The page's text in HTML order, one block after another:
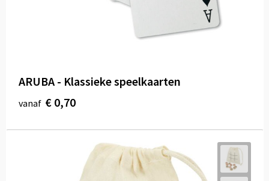
ARUBA - Klassieke speelkaarten
vanaf € 0,70